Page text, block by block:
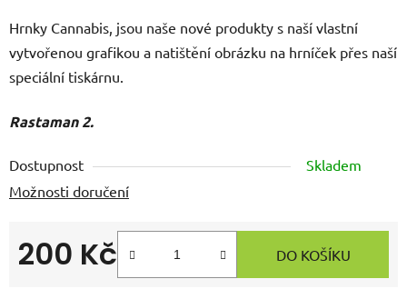
Hrnky Cannabis, jsou naše nové produkty s naší vlastní
vytvořenou grafikou a natištění obrázku na hrníček přes naší
speciální tiskárnu.
Rastaman 2.
Dostupnost
Skladem
Možnosti doručení
200 Kč DO KOŠÍKU